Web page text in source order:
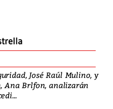
José Raúl Mulino, y
Ana Brlfon, analizarán